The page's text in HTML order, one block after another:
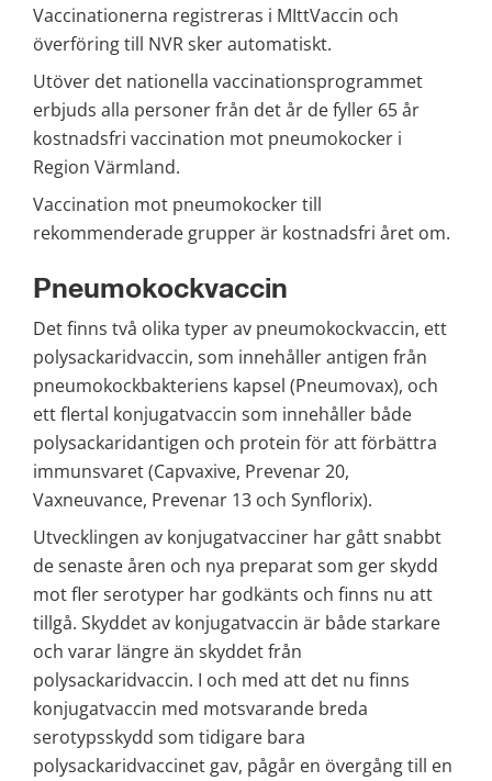
Vaccinationerna registreras i MIttVaccin och
överföring till NVR sker automatiskt.
Utöver det nationella vaccinationsprogrammet
erbjuds alla personer från det år de fyller 65 år
kostnadsfri vaccination mot pneumokocker i
Region Värmland.
Vaccination mot pneumokocker till
rekommenderade grupper är kostnadsfri året om.
Pneumokockvaccin
Det finns två olika typer av pneumokockvaccin, ett
polysackaridvaccin, som innehåller antigen från
pneumokockbakteriens kapsel (Pneumovax), och
ett flertal konjugatvaccin som innehåller både
polysackaridantigen och protein för att förbättra
immunsvaret (Capvaxive, Prevenar 20,
Vaxneuvance, Prevenar 13 och Synflorix).
Utvecklingen av konjugatvacciner har gått snabbt
de senaste åren och nya preparat som ger skydd
mot fler serotyper har godkänts och finns nu att
tillgå. Skyddet av konjugatvaccin är både starkare
och varar längre än skyddet från
polysackaridvaccin. I och med att det nu finns
konjugatvaccin med motsvarande breda
serotypsskydd som tidigare bara
polysackaridvaccinet gav, pågår en övergång till en